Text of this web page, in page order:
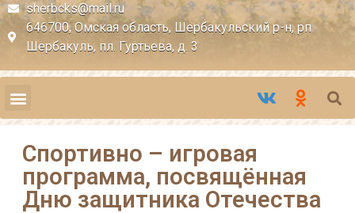
sherbcks@mail.ru
646700, Омская область, Шербакульский р-н, рп
Шербакуль, пл. Гуртьева, д. 3
Спортивно – игровая
программа, посвящённая
Дню защитника Отечества